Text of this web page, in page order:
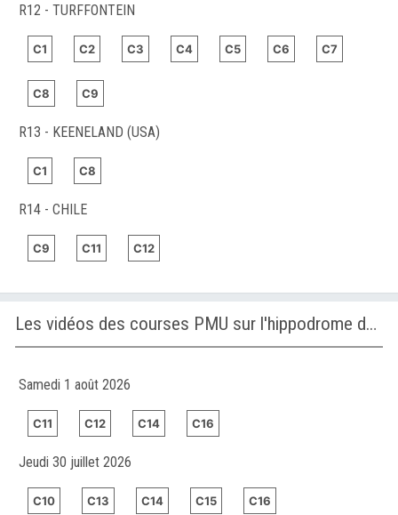
R12 - TURFFONTEIN
C1 C2 C3 C4 C5 C6 C7
C8 C9
R13 - KEENELAND (USA)
C1 C8
R14 - CHILE
C9 C11 C12
Les vidéos des courses PMU sur l'hippodrome de CHILE
Samedi 1 août 2026
C11 C12 C14 C16
Jeudi 30 juillet 2026
C10 C13 C14 C15 C16